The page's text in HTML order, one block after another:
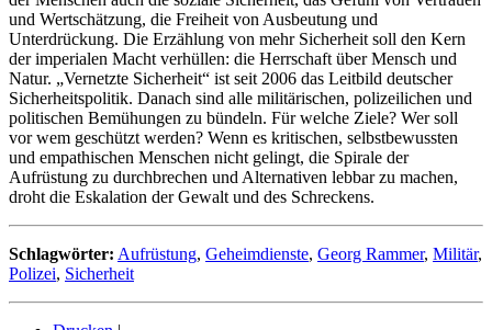
und Wertschätzung, die Freiheit von Ausbeutung und
Unterdrückung. Die Erzählung von mehr Sicherheit soll den Kern
der imperialen Macht verhüllen: die Herrschaft über Mensch und
Natur. „Vernetzte Sicherheit“ ist seit 2006 das Leitbild deutscher
Sicherheitspolitik. Danach sind alle militärischen, polizeilichen und
politischen Bemühungen zu bündeln. Für welche Ziele? Wer soll
vor wem geschützt werden? Wenn es kritischen, selbstbewussten
und empathischen Menschen nicht gelingt, die Spirale der
Aufrüstung zu durchbrechen und Alternativen lebbar zu machen,
droht die Eskalation der Gewalt und des Schreckens.
Schlagwörter: Aufrüstung, Geheimdienste, Georg Rammer, Militär,
Polizei, Sicherheit